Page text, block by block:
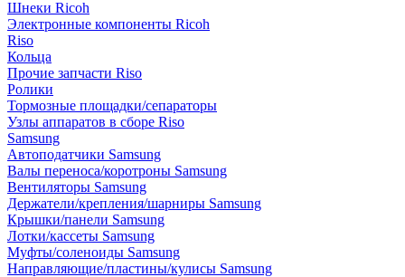
Шнеки Ricoh
Электронные компоненты Ricoh
Riso
Кольца
Прочие запчасти Riso
Ролики
Тормозные площадки/сепараторы
Узлы аппаратов в сборе Riso
Samsung
Автоподатчики Samsung
Валы переноса/коротроны Samsung
Вентиляторы Samsung
Держатели/крепления/шарниры Samsung
Крышки/панели Samsung
Лотки/кассеты Samsung
Муфты/соленоиды Samsung
Направляющие/пластины/кулисы Samsung